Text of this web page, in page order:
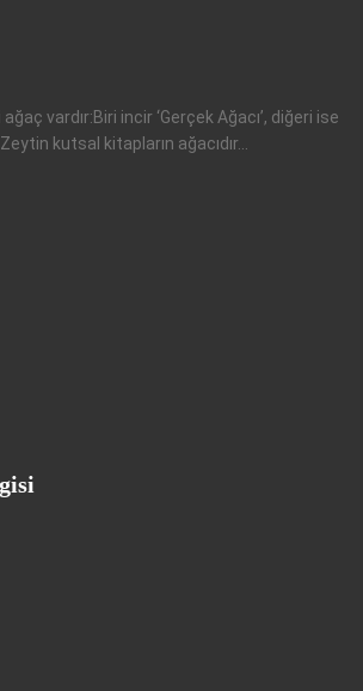
vardır:Biri incir ‘Gerçek Ağacı’, diğeri ise
kutsal kitapların ağacıdır...